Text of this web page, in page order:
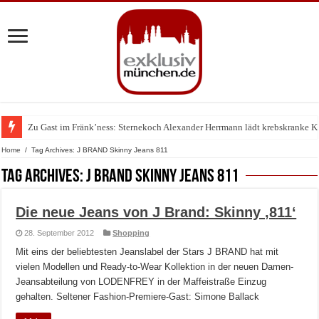
Zu Gast im Fränk’ness: Sternekoch Alexander Herrmann lädt krebskranke
Warum München gerade zum Treffpunkt der Lingerie-Branche wurde
Home / Tag Archives: J BRAND Skinny Jeans 811
Tag Archives:J BRAND Skinny Jeans 811
Die neue Jeans von J Brand: Skinny ‚811‘
28. September 2012 Shopping
Mit eins der beliebtesten Jeanslabel der Stars J BRAND hat mit
vielen Modellen und Ready-to-Wear Kollektion in der neuen Damen-
Jeansabteilung von LODENFREY in der Maffeistraße Einzug
gehalten. Seltener Fashion-Premiere-Gast: Simone Ballack